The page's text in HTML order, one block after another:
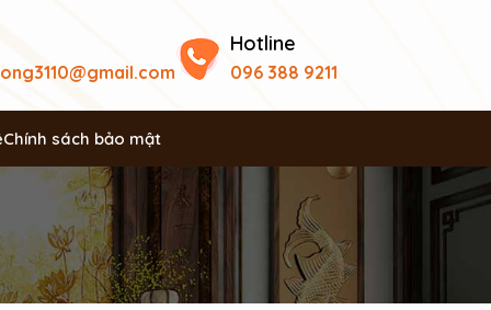
Hotline
096 388 9211
Chính sách bảo mật